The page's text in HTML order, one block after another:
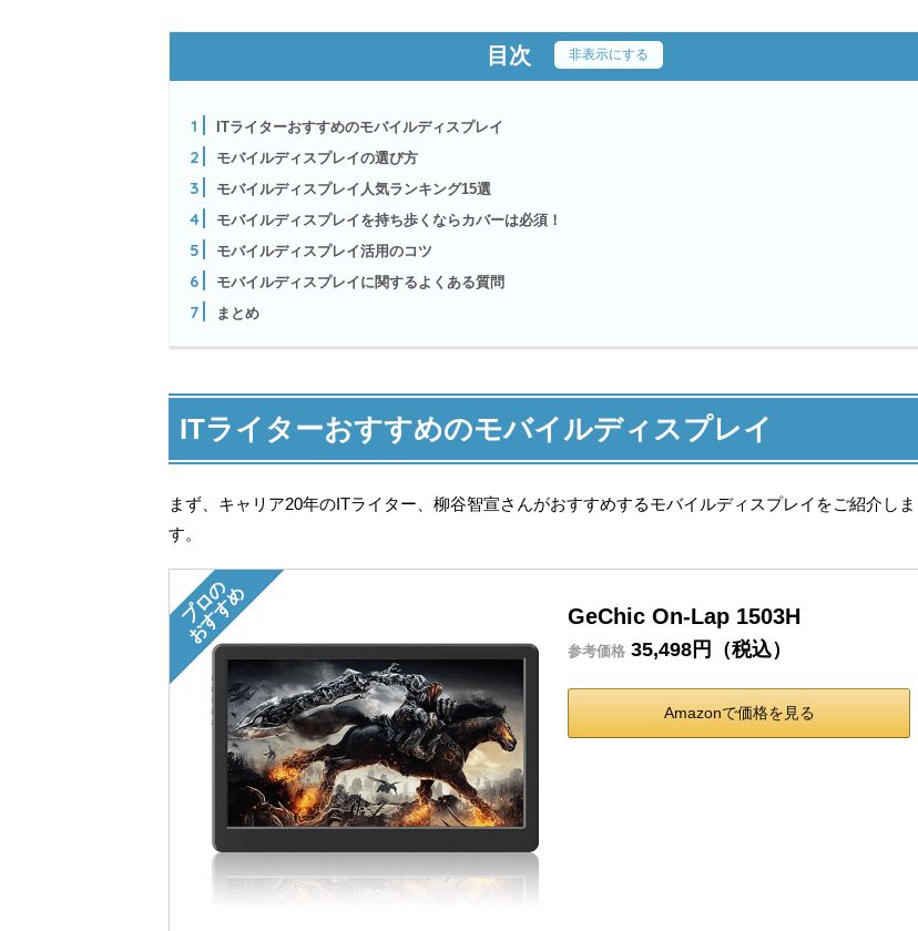
目次 非表示にする
1 ITライターおすすめのモバイルディスプレイ
2 モバイルディスプレイの選び方
3 モバイルディスプレイ人気ランキング15選
4 モバイルディスプレイを持ち歩くならカバーは必須！
5 モバイルディスプレイ活用のコツ
6 モバイルディスプレイに関するよくある質問
7 まとめ
ITライターおすすめのモバイルディスプレイ
まず、キャリア20年のITライター、柳谷智宣さんがおすすめするモバイルディスプレイをご紹介しま
す。
プロの
おすすめ GeChic On-Lap 1503H
参考価格 35,498円（税込）
Amazonで価格を見る